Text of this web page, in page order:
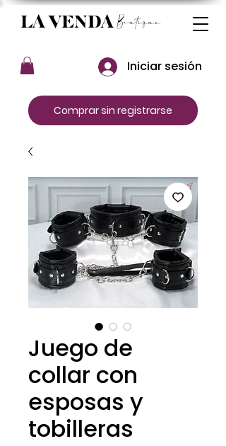
LA VENDABoutique
Iniciar sesión
Comprar sin registrarse
Juego de
collar con
esposas y
tobilleras